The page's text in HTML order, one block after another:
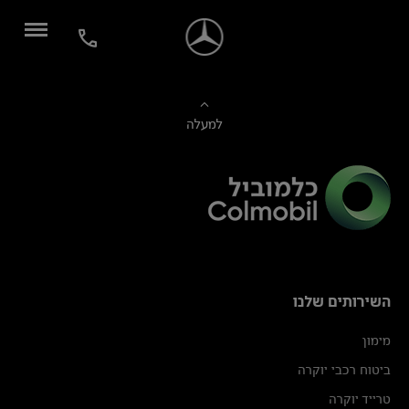
למעלה
השירותים שלנו
מימון
ביטוח רכבי יוקרה
טרייד יוקרה